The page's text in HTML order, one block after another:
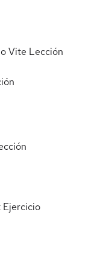
Vite Lección
Ejercicio